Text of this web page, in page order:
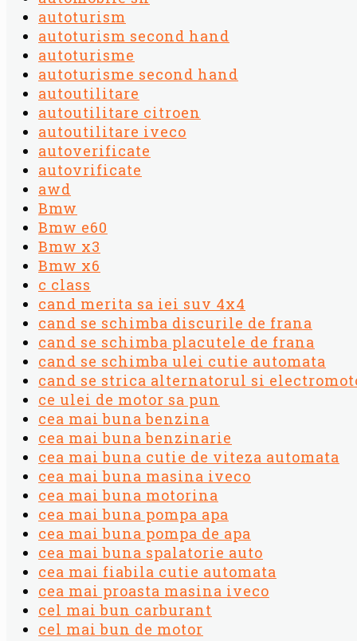
autoturism
autoturism second hand
autoturisme
autoturisme second hand
autoutilitare
autoutilitare citroen
autoutilitare iveco
autoverificate
autovrificate
awd
Bmw
Bmw e60
Bmw x3
Bmw x6
c class
cand merita sa iei suv 4x4
cand se schimba discurile de frana
cand se schimba placutele de frana
cand se schimba ulei cutie automata
cand se strica alternatorul si
ce ulei de motor sa pun
cea mai buna benzina
cea mai buna benzinarie
cea mai buna cutie de viteza automata
cea mai buna masina iveco
cea mai buna motorina
cea mai buna pompa apa
cea mai buna pompa de apa
cea mai buna spalatorie auto
cea mai fiabila cutie automata
cea mai proasta masina iveco
cel mai bun carburant
cel mai bun de motor